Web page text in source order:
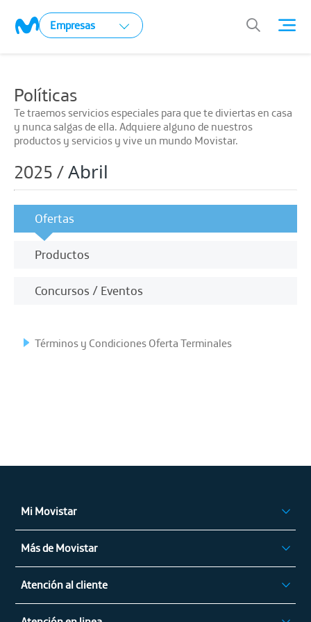
Empresas
Políticas
Te traemos servicios especiales para que te diviertas en casa
y nunca salgas de ella. Adquiere alguno de nuestros
productos y servicios y vive un mundo Movistar.
2025 /Abril
Ofertas
Productos
Concursos / Eventos
Términos y Condiciones Oferta Terminales
Mi Movistar
Ingresar
App Mi Movistar
Regístrate
Más de Movistar
Privilegios Movistar
Atención al cliente
Alza de Tarifas